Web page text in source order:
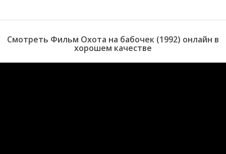
Смотреть Фильм Охота на бабочек (1992) онлайн в
хорошем качестве